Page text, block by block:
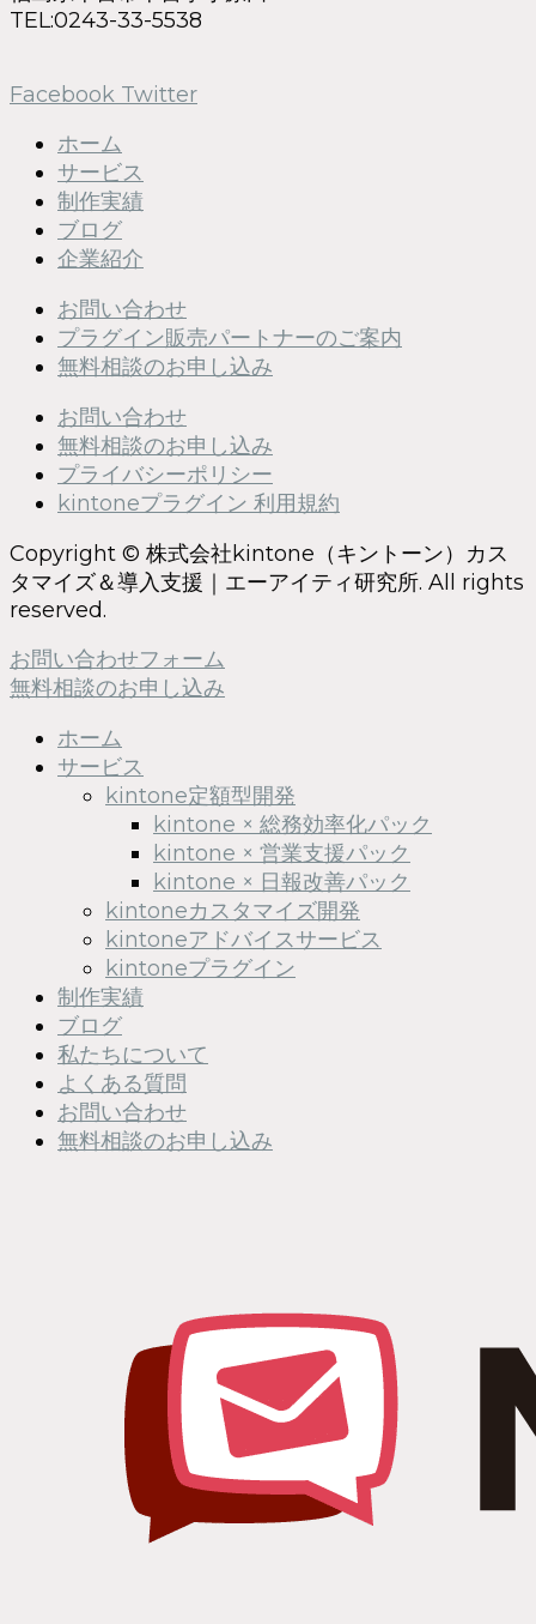
TEL:0243-33-5538
Facebook Twitter
ホーム
サービス
制作実績
ブログ
企業紹介
お問い合わせ
プラグイン販売パートナーのご案内
無料相談のお申し込み
お問い合わせ
無料相談のお申し込み
プライバシーポリシー
kintoneプラグイン 利用規約
Copyright © 株式会社kintone（キントーン）カス
タマイズ＆導入支援｜エーアイティ研究所. All rights
reserved.
お問い合わせフォーム
無料相談のお申し込み
ホーム
サービス
kintone定額型開発
kintone × 総務効率化パック
kintone × 営業支援パック
kintone × 日報改善パック
kintoneカスタマイズ開発
kintoneアドバイスサービス
kintoneプラグイン
制作実績
ブログ
私たちについて
よくある質問
お問い合わせ
無料相談のお申し込み